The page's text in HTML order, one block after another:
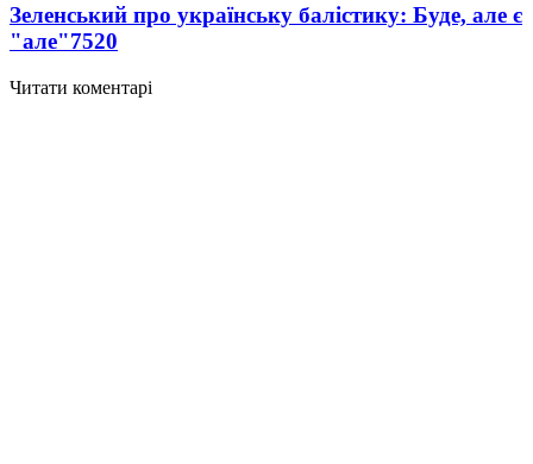
Зеленський про українську балістику: Буде, але є
"але"7520
Читати коментарі